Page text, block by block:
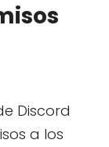
Discord
a los